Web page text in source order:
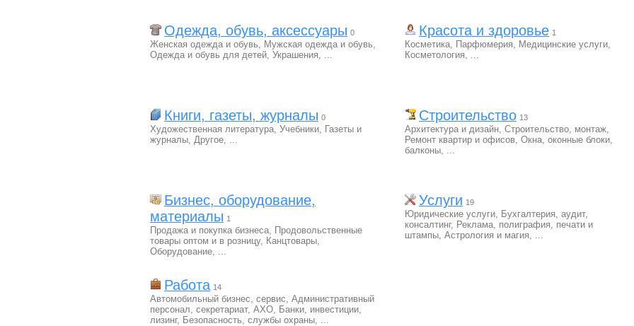
Одежда, обувь, аксессуары 0
Женская одежда и обувь, Мужская одежда и обувь,
Одежда и обувь для детей, Украшения, ...
Красота и здоровье 1
Косметика, Парфюмерия, Медицинские услуги,
Косметология, ...
Книги, газеты, журналы 0
Художественная литература, Учебники, Газеты и
журналы, Другое, ...
Строительство 13
Архитектура и дизайн, Строительство, монтаж,
Ремонт квартир и офисов, Окна, оконные блоки,
балконы, ...
Бизнес, оборудование,
материалы 1
Продажа и покупка бизнеса, Продовольственные
товары оптом и в розницу, Канцтовары,
Оборудование, ...
Услуги 19
Юридические услуги, Бухгалтерия, аудит,
консалтинг, Реклама, полиграфия, печати и
штампы, Астрология и магия, ...
Работа 14
Автомобильный бизнес, сервис, Административный
персонал, секретариат, АХО, Банки, инвестиции,
лизинг, Безопасность, службы охраны, ...